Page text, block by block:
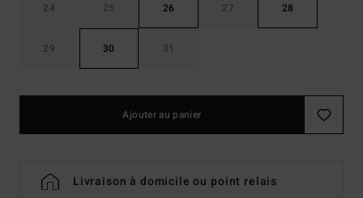
24 25 26 27 28
29 30 31
Ajouter au panier
Livraison à domicile ou point relais